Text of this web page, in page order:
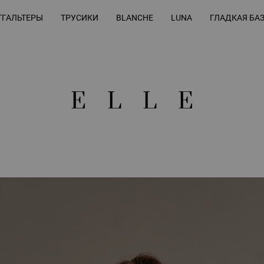
ТРУСИКИ BLANCHE LUNA ГЛАДКАЯ
ELLE